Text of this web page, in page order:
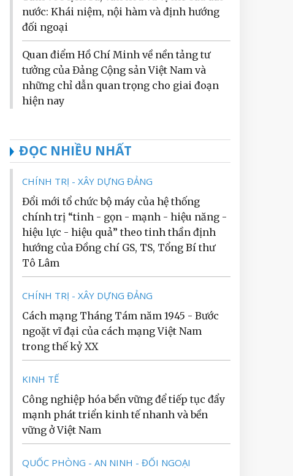
nước: Khái niệm, nội hàm và định hướng
đối ngoại
Quan điểm Hồ Chí Minh về nền tảng tư
tưởng của Đảng Cộng sản Việt Nam và
những chỉ dẫn quan trọng cho giai đoạn
hiện nay
ĐỌC NHIỀU NHẤT
CHÍNH TRỊ - XÂY DỰNG ĐẢNG
Đổi mới tổ chức bộ máy của hệ thống
chính trị “tinh - gọn - mạnh - hiệu năng -
hiệu lực - hiệu quả” theo tinh thần định
hướng của Đồng chí GS, TS, Tổng Bí thư
Tô Lâm
CHÍNH TRỊ - XÂY DỰNG ĐẢNG
Cách mạng Tháng Tám năm 1945 - Bước
ngoặt vĩ đại của cách mạng Việt Nam
trong thế kỷ XX
KINH TẾ
Công nghiệp hóa bền vững để tiếp tục đẩy
mạnh phát triển kinh tế nhanh và bền
vững ở Việt Nam
QUỐC PHÒNG - AN NINH - ĐỐI NGOẠI